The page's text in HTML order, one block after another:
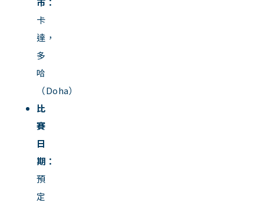
卡
達，
多
哈
（Doha）
比
賽
日
期：
預
定